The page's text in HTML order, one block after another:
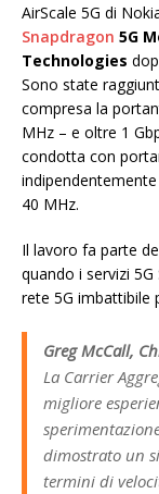
AirScale 5G di
Snapdragon 5G
Technologies
Sono state
compresa la
MHz – e oltre 1
condotta con
40 MHz.
Il lavoro fa parte
quando i servizi
rete 5G imbattibile
Greg McCall,
La Carrier
migliore
dimostrato un
termini di